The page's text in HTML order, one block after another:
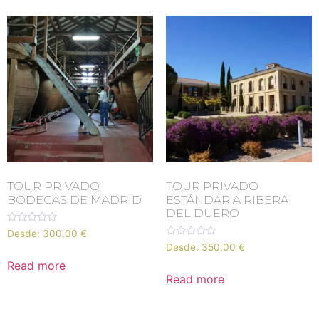
TOUR PRIVADO
BODEGAS DE MADRID
Rated
0
5
Desde: 300,00 €
Read more
TOUR PRIVADO
ESTÁNDAR A RIBERA
DEL DUERO
Rated
0
5
Desde: 350,00 €
Read more